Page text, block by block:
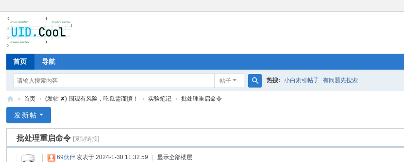
首页 导航
帖子 热搜: 小白索引帖子 有问题先搜索
爱
» 首页 › (发帖 ✘) 围观有风险，吃瓜需谨慎！ › 实验笔记 › 批处理重启命令
发新帖
批处理重启命令 [复制链接]
69伙伴 发表于 2024-1-30 11:32:59 显示全部楼层